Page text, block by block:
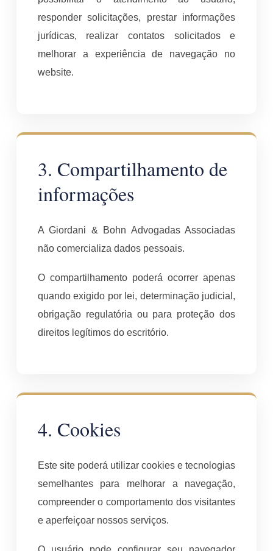
responder solicitações, prestar informações
jurídicas, realizar contatos solicitados e
melhorar a experiência de navegação no
website.
3. Compartilhamento de
informações
A Giordani & Bohn Advogadas Associadas
não comercializa dados pessoais.
O compartilhamento poderá ocorrer apenas
quando exigido por lei, determinação judicial,
obrigação regulatória ou para proteção dos
direitos legítimos do escritório.
4. Cookies
Este site poderá utilizar cookies e tecnologias
semelhantes para melhorar a navegação,
compreender o comportamento dos visitantes
e aperfeiçoar nossos serviços.